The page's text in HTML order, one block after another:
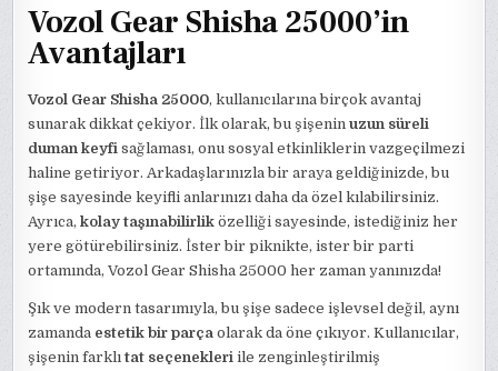
Vozol Gear Shisha 25000’in
Avantajları
Vozol Gear Shisha 25000, kullanıcılarına birçok avantaj
sunarak dikkat çekiyor. İlk olarak, bu şişeninuzun süreli
duman keyfi sağlaması, onu sosyal etkinliklerin vazgeçilmezi
haline getiriyor. Arkadaşlarınızla bir araya geldiğinizde, bu
şişe sayesinde keyifli anlarınızı daha da özel kılabilirsiniz.
Ayrıca,kolay taşınabilirlik özelliği sayesinde, istediğiniz her
yere götürebilirsiniz. İster bir piknikte, ister bir parti
ortamında, Vozol Gear Shisha 25000 her zaman yanınızda!
Şık ve modern tasarımıyla, bu şişe sadece işlevsel değil, aynı
zamanda estetik bir parça olarak da öne çıkıyor. Kullanıcılar,
şişenin farklıtat seçenekleri ile zenginleştirilmiş